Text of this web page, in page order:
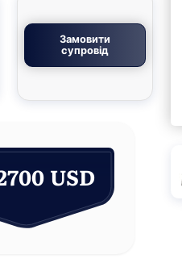
Замовити
супровід
USD